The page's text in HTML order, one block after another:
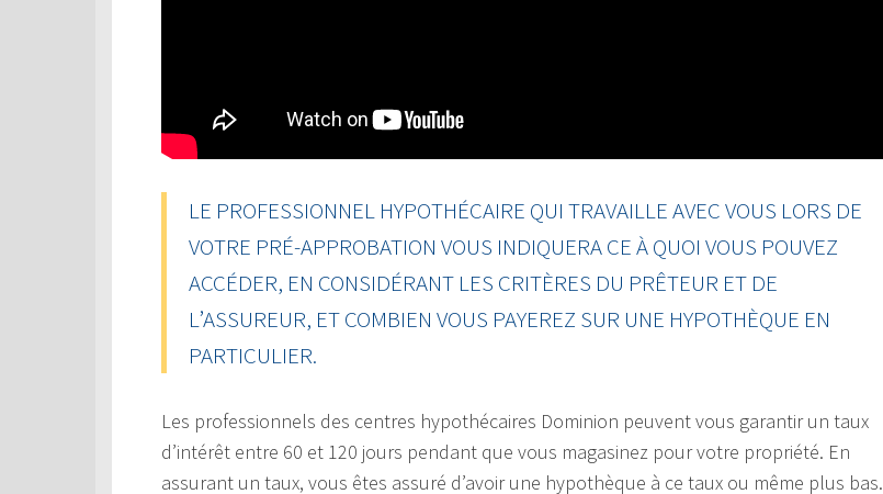
LE PROFESSIONNEL HYPOTHÉCAIRE QUI TRAVAILLE AVEC VOUS LORS DE
VOTRE PRÉ-APPROBATION VOUS INDIQUERA CE À QUOI VOUS POUVEZ
ACCÉDER, EN CONSIDÉRANT LES CRITÈRES DU PRÊTEUR ET DE
L’ASSUREUR, ET COMBIEN VOUS PAYEREZ SUR UNE HYPOTHÈQUE EN
PARTICULIER.
Les professionnels des centres hypothécaires Dominion peuvent vous garantir un taux
d’intérêt entre 60 et 120 jours pendant que vous magasinez pour votre propriété. En
assurant un taux, vous êtes assuré d’avoir une hypothèque à ce taux ou même plus bas.